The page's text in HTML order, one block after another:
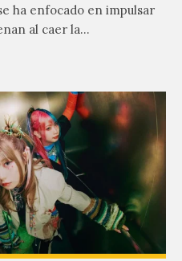
ha enfocado en impulsar
al caer la…